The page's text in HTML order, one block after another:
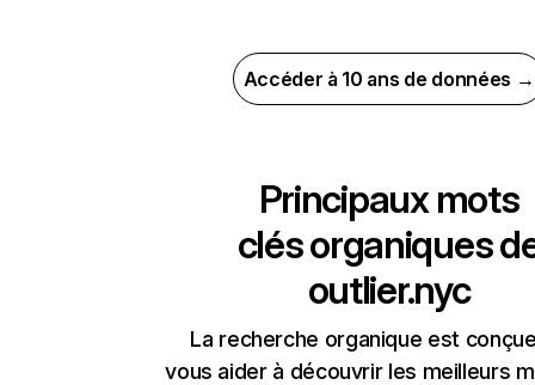
Accéder à 10 ans de données →
Principaux mots
clés organiques
outlier.nyc
La recherche organique est
vous aider à découvrir les meilleurs